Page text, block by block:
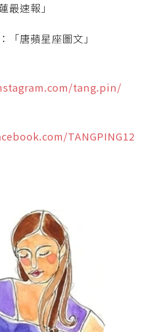
最速報」
「唐蘋星座圖文」
tang.pin/
TANGPING12